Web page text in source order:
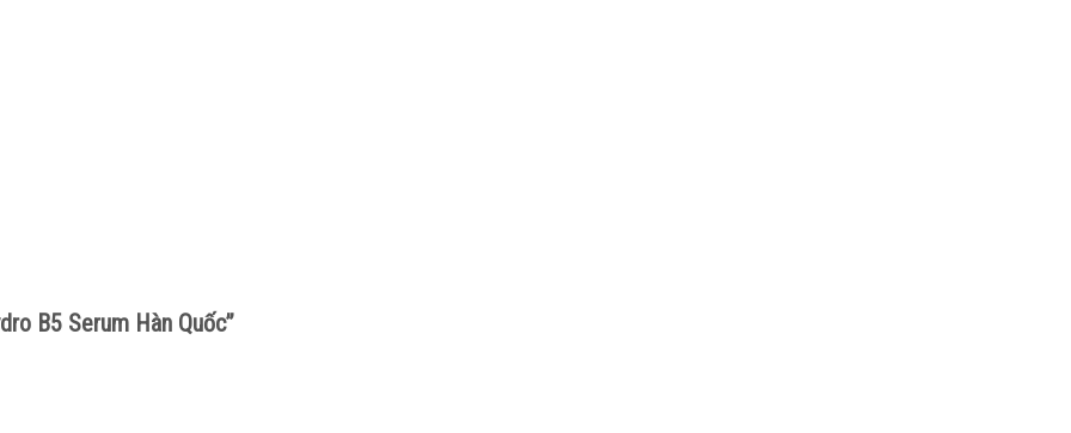
B5 Serum Hàn Quốc”